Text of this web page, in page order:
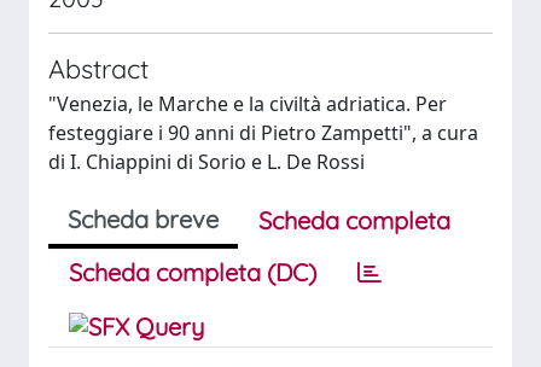
Abstract
"Venezia, le Marche e la civiltà adriatica. Per
festeggiare i 90 anni di Pietro Zampetti", a cura
di I. Chiappini di Sorio e L. De Rossi
Scheda breve
Scheda completa
Scheda completa (DC)